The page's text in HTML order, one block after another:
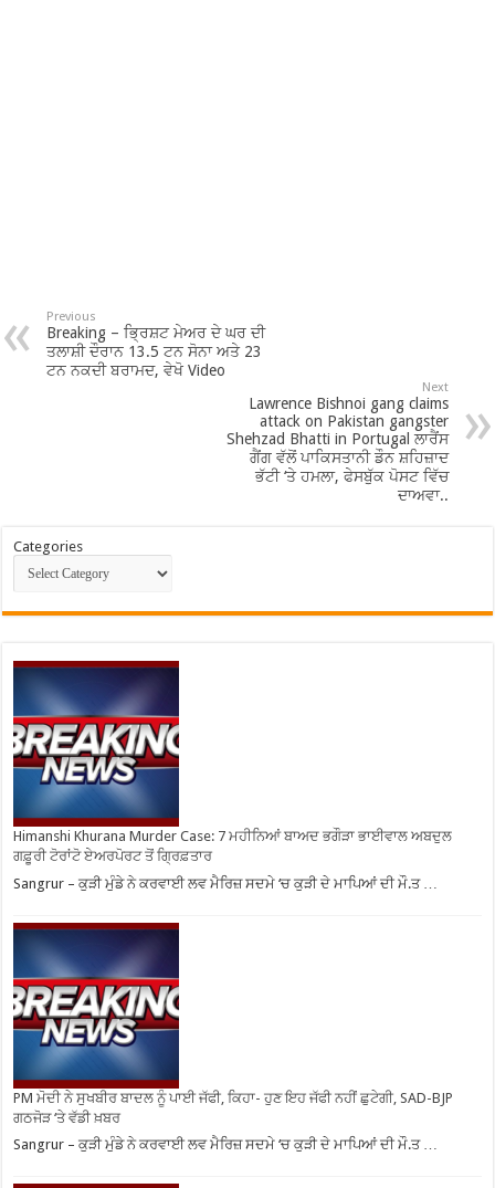
Previous
Breaking – ਭ੍ਰਿਸ਼ਟ ਮੇਅਰ ਦੇ ਘਰ ਦੀ
ਤਲਾਸ਼ੀ ਦੌਰਾਨ 13.5 ਟਨ ਸੋਨਾ ਅਤੇ 23
ਟਨ ਨਕਦੀ ਬਰਾਮਦ, ਵੇਖੋ Video
Next
Lawrence Bishnoi gang claims
attack on Pakistan gangster
Shehzad Bhatti in Portugal ਲਾਰੈਂਸ
ਗੈਂਗ ਵੱਲੋਂ ਪਾਕਿਸਤਾਨੀ ਡੌਨ ਸ਼ਹਿਜ਼ਾਦ
ਭੱਟੀ ‘ਤੇ ਹਮਲਾ, ਫੇਸਬੁੱਕ ਪੋਸਟ ਵਿੱਚ
ਦਾਅਵਾ..
Categories
Himanshi Khurana Murder Case: 7 ਮਹੀਨਿਆਂ ਬਾਅਦ ਭਗੌੜਾ ਭਾਈਵਾਲ ਅਬਦੁਲ
ਗਫ਼ੂਰੀ ਟੋਰਾਂਟੋ ਏਅਰਪੋਰਟ ਤੋਂ ਗ੍ਰਿਫ਼ਤਾਰ
Sangrur – ਕੁੜੀ ਮੁੰਡੇ ਨੇ ਕਰਵਾਈ ਲਵ ਮੈਰਿਜ਼ ਸਦਮੇ ‘ਚ ਕੁੜੀ ਦੇ ਮਾਪਿਆਂ ਦੀ ਮੌ.ਤ …
PM ਮੋਦੀ ਨੇ ਸੁਖਬੀਰ ਬਾਦਲ ਨੂੰ ਪਾਈ ਜੱਫੀ, ਕਿਹਾ- ਹੁਣ ਇਹ ਜੱਫੀ ਨਹੀਂ ਛੁਟੇਗੀ, SAD-BJP
ਗਠਜੋੜ ‘ਤੇ ਵੱਡੀ ਖ਼ਬਰ
Sangrur – ਕੁੜੀ ਮੁੰਡੇ ਨੇ ਕਰਵਾਈ ਲਵ ਮੈਰਿਜ਼ ਸਦਮੇ ‘ਚ ਕੁੜੀ ਦੇ ਮਾਪਿਆਂ ਦੀ ਮੌ.ਤ …